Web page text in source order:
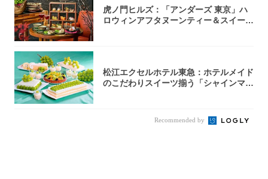
虎ノ門ヒルズ：「アンダーズ 東京」ハ
ロウィンアフタヌーンティー＆スイーツ
松江エクセルホテル東急：ホテルメイド
のこだわりスイーツ揃う「シャインマス
Recommended by